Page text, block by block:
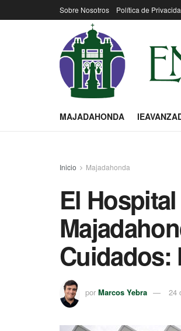
Sobre Nosotros Política de
MAJADAHONDA
Inicio Majadahonda
El
Cuidados:
por Marcos Yebra 24